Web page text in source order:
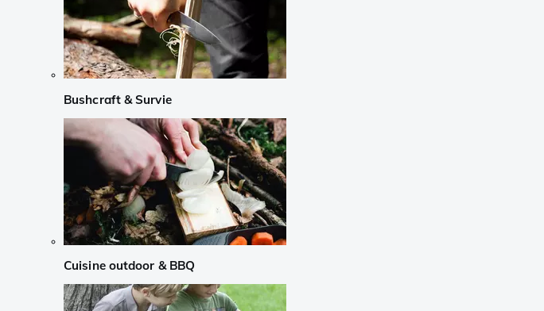
Bushcraft & Survie
Cuisine outdoor & BBQ